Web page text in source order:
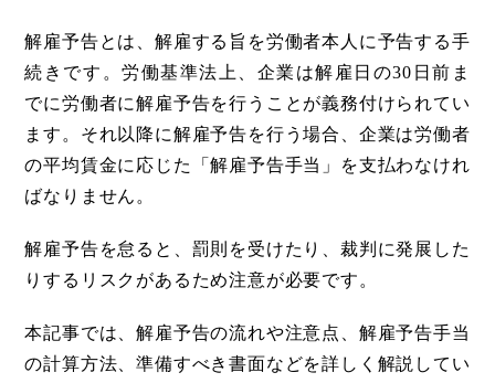
解雇予告とは、解雇する旨を労働者本人に予告する手
続きです。労働基準法上、企業は解雇日の30日前ま
でに労働者に解雇予告を行うことが義務付けられてい
ます。それ以降に解雇予告を行う場合、企業は労働者
の平均賃金に応じた「解雇予告手当」を支払わなけれ
ばなりません。
解雇予告を怠ると、罰則を受けたり、裁判に発展した
りするリスクがあるため注意が必要です。
本記事では、解雇予告の流れや注意点、解雇予告手当
の計算方法、準備すべき書面などを詳しく解説してい